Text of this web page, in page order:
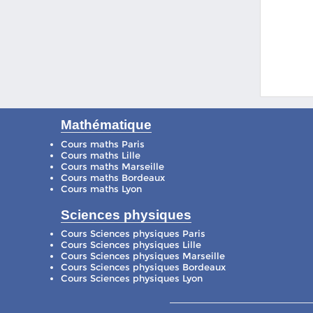
Mathématique
Cours maths Paris
Cours maths Lille
Cours maths Marseille
Cours maths Bordeaux
Cours maths Lyon
Sciences physiques
Cours Sciences physiques Paris
Cours Sciences physiques Lille
Cours Sciences physiques Marseille
Cours Sciences physiques Bordeaux
Cours Sciences physiques Lyon